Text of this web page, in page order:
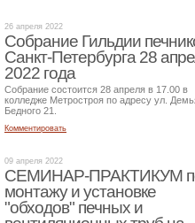
26 апреля 2022
Собрание Гильдии
Санкт-Петербурга 28
2022 года
Собрание состоится 28 апреля в 17.00 в
колледже Метростроя по адресу ул.
Бедного 21.
Комментировать
09 апреля 2022
СЕМИНАР-ПРАКТИКУМ
монтажу и установке
"обходов" печных и